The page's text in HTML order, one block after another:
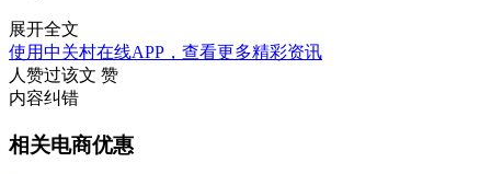
展开全文
使用中关村在线APP，查看更多精彩资讯
人赞过该文 赞
内容纠错
相关电商优惠